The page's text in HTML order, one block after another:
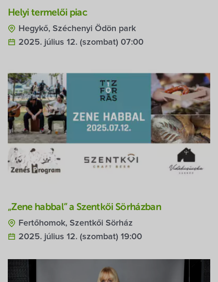
Helyi termelői piac
Hegykő, Széchenyi Ödön park
2025. július 12. (szombat) 07:00
„Zene habbal” a Szentkői Sörházban
Fertőhomok, Szentkői Sörház
2025. július 12. (szombat) 19:00